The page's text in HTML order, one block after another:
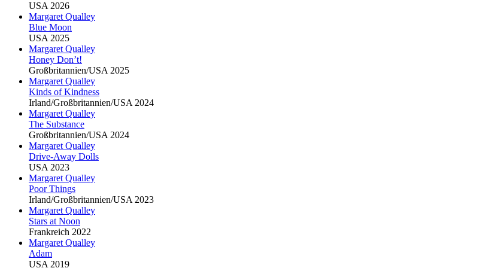
USA 2026
Margaret Qualley
Blue Moon
USA 2025
Margaret Qualley
Honey Don’t!
Großbritannien/USA 2025
Margaret Qualley
Kinds of Kindness
Irland/Großbritannien/USA 2024
Margaret Qualley
The Substance
Großbritannien/USA 2024
Margaret Qualley
Drive-Away Dolls
USA 2023
Margaret Qualley
Poor Things
Irland/Großbritannien/USA 2023
Margaret Qualley
Stars at Noon
Frankreich 2022
Margaret Qualley
Adam
USA 2019